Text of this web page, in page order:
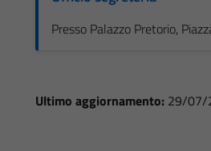
Presso Palazzo Pretorio,
Ultimo aggiornamento: 29/07/